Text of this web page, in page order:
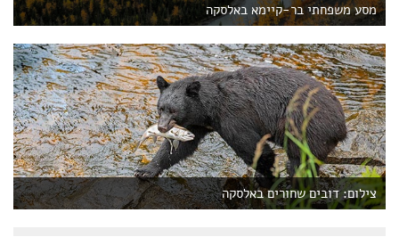
מסע משפחתי בר-קיימא באלסקה
צילום: דובים שחורים באלסקה